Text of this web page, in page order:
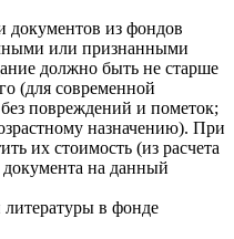
документов из фондов
или признанными
должно быть не старше
(для современной
повреждений и пометок;
назначению). При
их стоимость (из расчета
на данный
в фонде